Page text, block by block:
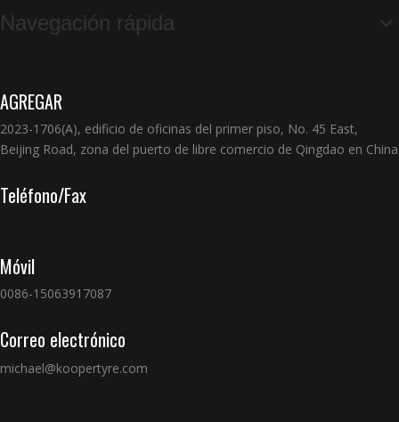
Navegación rápida
AGREGAR
2023-1706(A), edificio de oficinas del primer piso, No. 45 East,
Beijing Road, zona del puerto de libre comercio de Qingdao en China
Teléfono/Fax
Móvil
0086-15063917087
Correo electrónico
michael@koopertyre.com